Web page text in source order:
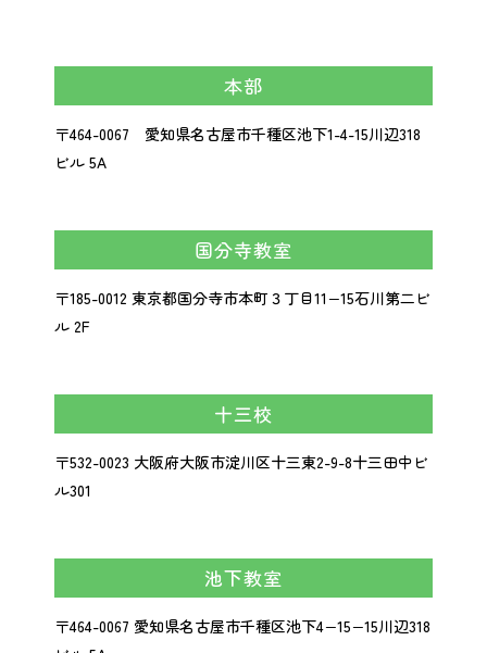
本部
〒464-0067 愛知県名古屋市千種区池下1-4-15川辺318
ビル 5A
国分寺教室
〒185-0012 東京都国分寺市本町３丁目11−15石川第二ビ
ル 2F
十三校
〒532-0023 大阪府大阪市淀川区十三東2-9-8十三田中ビ
ル301
池下教室
〒464-0067 愛知県名古屋市千種区池下4−15−15川辺318